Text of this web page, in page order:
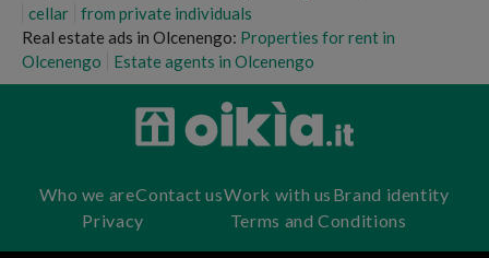
cellar
from private individuals
Real estate ads in Olcenengo: Properties for rent in
Olcenengo
Estate agents in Olcenengo
Who we areContact usWork with us Brand identity
Privacy
Terms and Conditions